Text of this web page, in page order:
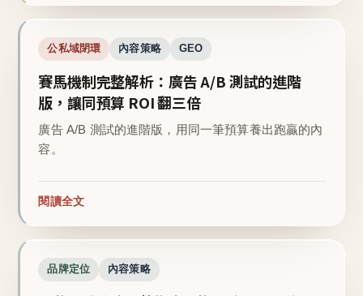
公私域閉環 內容策略 GEO
賽馬機制完整解析：廣告 A/B 測試的進階
版，讓同預算 ROI 翻三倍
廣告 A/B 測試的進階版，用同一筆預算養出跑贏的內
容。
閱讀全文
品牌定位 內容策略